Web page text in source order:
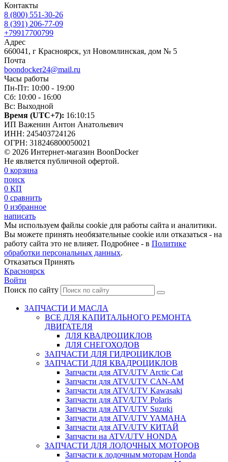
Контакты
8 (800) 551-30-26
8 (391) 206-77-09
+79917700799
Адрес
660041, г Красноярск, ул Новомлинская, дом № 5
Почта
boondocker24@mail.ru
Часы работы
Пн-Пт: 10:00 - 19:00
Сб: 10:00 - 16:00
Вс: Выходной
Время (UTC+7): 16:10:16
ИП Важенин Антон Анатольевич
ИНН: 245403724126
ОГРН: 318246800050021
© 2026 Интернет-магазин BoonDocker
Не является публичной офертой.
0 корзина
поиск
0 КП
0 сравнить
0 избранное
написать
Мы используем файлы cookie для работы сайта и аналитики.
Вы можете принять необязательные cookie или отказаться - на
работу сайта это не влияет. Подробнее - в Политике
обработки персональных данных.
Отказаться Принять
Красноярск
Войти
Поиск по сайту
ЗАПЧАСТИ И МАСЛА
ВСЕ ДЛЯ КАПИТАЛЬНОГО РЕМОНТА
ДВИГАТЕЛЯ
ДЛЯ КВАДРОЦИКЛОВ
ДЛЯ СНЕГОХОДОВ
ЗАПЧАСТИ ДЛЯ ГИДРОЦИКЛОВ
ЗАПЧАСТИ ДЛЯ КВАДРОЦИКЛОВ
Запчасти для ATV/UTV Arctic Cat
Запчасти для ATV/UTV CAN-AM
Запчасти для ATV/UTV Kawasaki
Запчасти для ATV/UTV Polaris
Запчасти для ATV/UTV Suzuki
Запчасти для ATV/UTV YAMAHA
Запчасти для ATV/UTV КИТАЙ
Запчасти на ATV/UTV HONDA
ЗАПЧАСТИ ДЛЯ ЛОДОЧНЫХ МОТОРОВ
Запчасти к лодочным моторам Honda